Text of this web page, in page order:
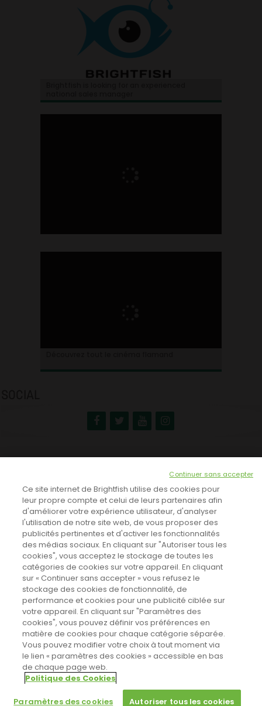
TOUTES LES NEWS
CINEVOX SUR FACEBOOK
Designed byPoids Plume
© Copyright 2011-2026, All Rights Reserved -Politique de cookies
Sahifa ThemeLicense is not validated, Go to the theme options
page to validate the license, You need a single license for each
Ce site internet de Brightfish utilise des cookies pour
leur propre compte et celui de leurs partenaires afin
d'améliorer votre expérience utilisateur, d'analyser
l'utilisation de notre site web, de vous proposer des
publicités pertinentes et d'activer les fonctionnalités
des médias sociaux. En cliquant sur "Autoriser tous les
cookies", vous acceptez le stockage de toutes les
catégories de cookies sur votre appareil. En cliquant
sur « Continuer sans accepter » vous refusez le
stockage des cookies de fonctionnalité, de
performance et cookies pour une publicité ciblée sur
votre appareil. En cliquant sur "Paramètres des
cookies", vous pouvez définir vos préférences en
matière de cookies pour chaque catégorie séparée.
Vous pouvez modifier votre choix à tout moment via
le lien « paramètres des cookies » accessible en bas
de chaque page web.
Politique des Cookies
Paramètres des cookies Autoriser tous les cookies
Continuer sans accepter